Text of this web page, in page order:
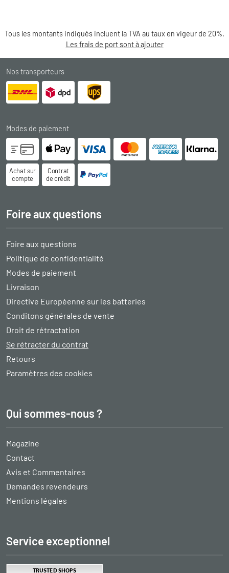
Tous les montants indiqués incluent la TVA au taux en vigeur de 20%.
Les frais de port sont à ajouter
Nos transporteurs
Modes de paiement
Achat sur
compte
Contrat
de crédit
Foire aux questions
Foire aux questions
Politique de confidentialité
Modes de paiement
Livraison
Directive Européenne sur les batteries
Conditons générales de vente
Droit de rétractation
Se rétracter du contrat
Retours
Paramètres des cookies
Qui sommes-nous ?
Magazine
Contact
Avis et Commentaires
Demandes revendeurs
Mentions légales
Service exceptionnel